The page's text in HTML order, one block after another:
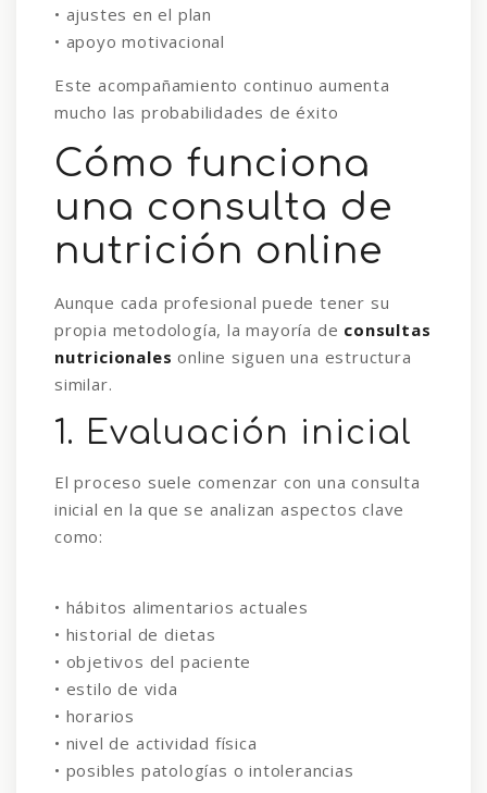
• ajustes en el plan
• apoyo motivacional
Este acompañamiento continuo aumenta
mucho las probabilidades de éxito
Cómo funciona
una consulta de
nutrición online
Aunque cada profesional puede tener su
propia metodología, la mayoría de consultas
nutricionalesonline siguen una estructura
similar.
1. Evaluación inicial
El proceso suele comenzar con una consulta
inicial en la que se analizan aspectos clave
como:
• hábitos alimentarios actuales
• historial de dietas
• objetivos del paciente
• estilo de vida
• horarios
• nivel de actividad física
• posibles patologías o intolerancias